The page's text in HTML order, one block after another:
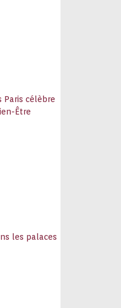
Paris célèbre
Être
les palaces